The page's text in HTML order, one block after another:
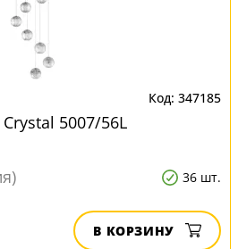
347185
5007/56L
36 шт.
В КОРЗИНУ